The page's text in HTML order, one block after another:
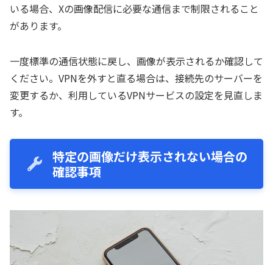
いる場合、Xの画像配信に必要な通信まで制限されること
があります。
一度標準の通信状態に戻し、画像が表示されるか確認して
ください。VPNを外すと直る場合は、接続先のサーバーを
変更するか、利用しているVPNサービスの設定を見直しま
す。
特定の画像だけ表示されない場合の
確認事項